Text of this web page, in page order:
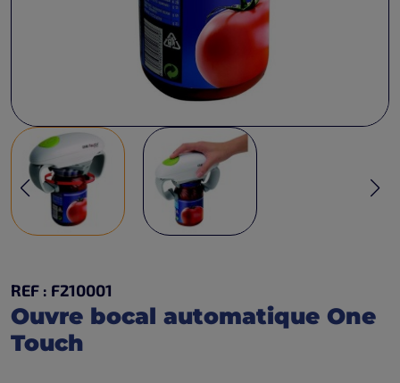
REF : F210001
Ouvre bocal automatique One
Touch